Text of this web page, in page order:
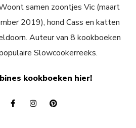
samen zoontjes Vic (maart
2019), hond Cass en katten
Auteur van 8 kookboeken
Slowcookerreeks.
kookboeken hier!